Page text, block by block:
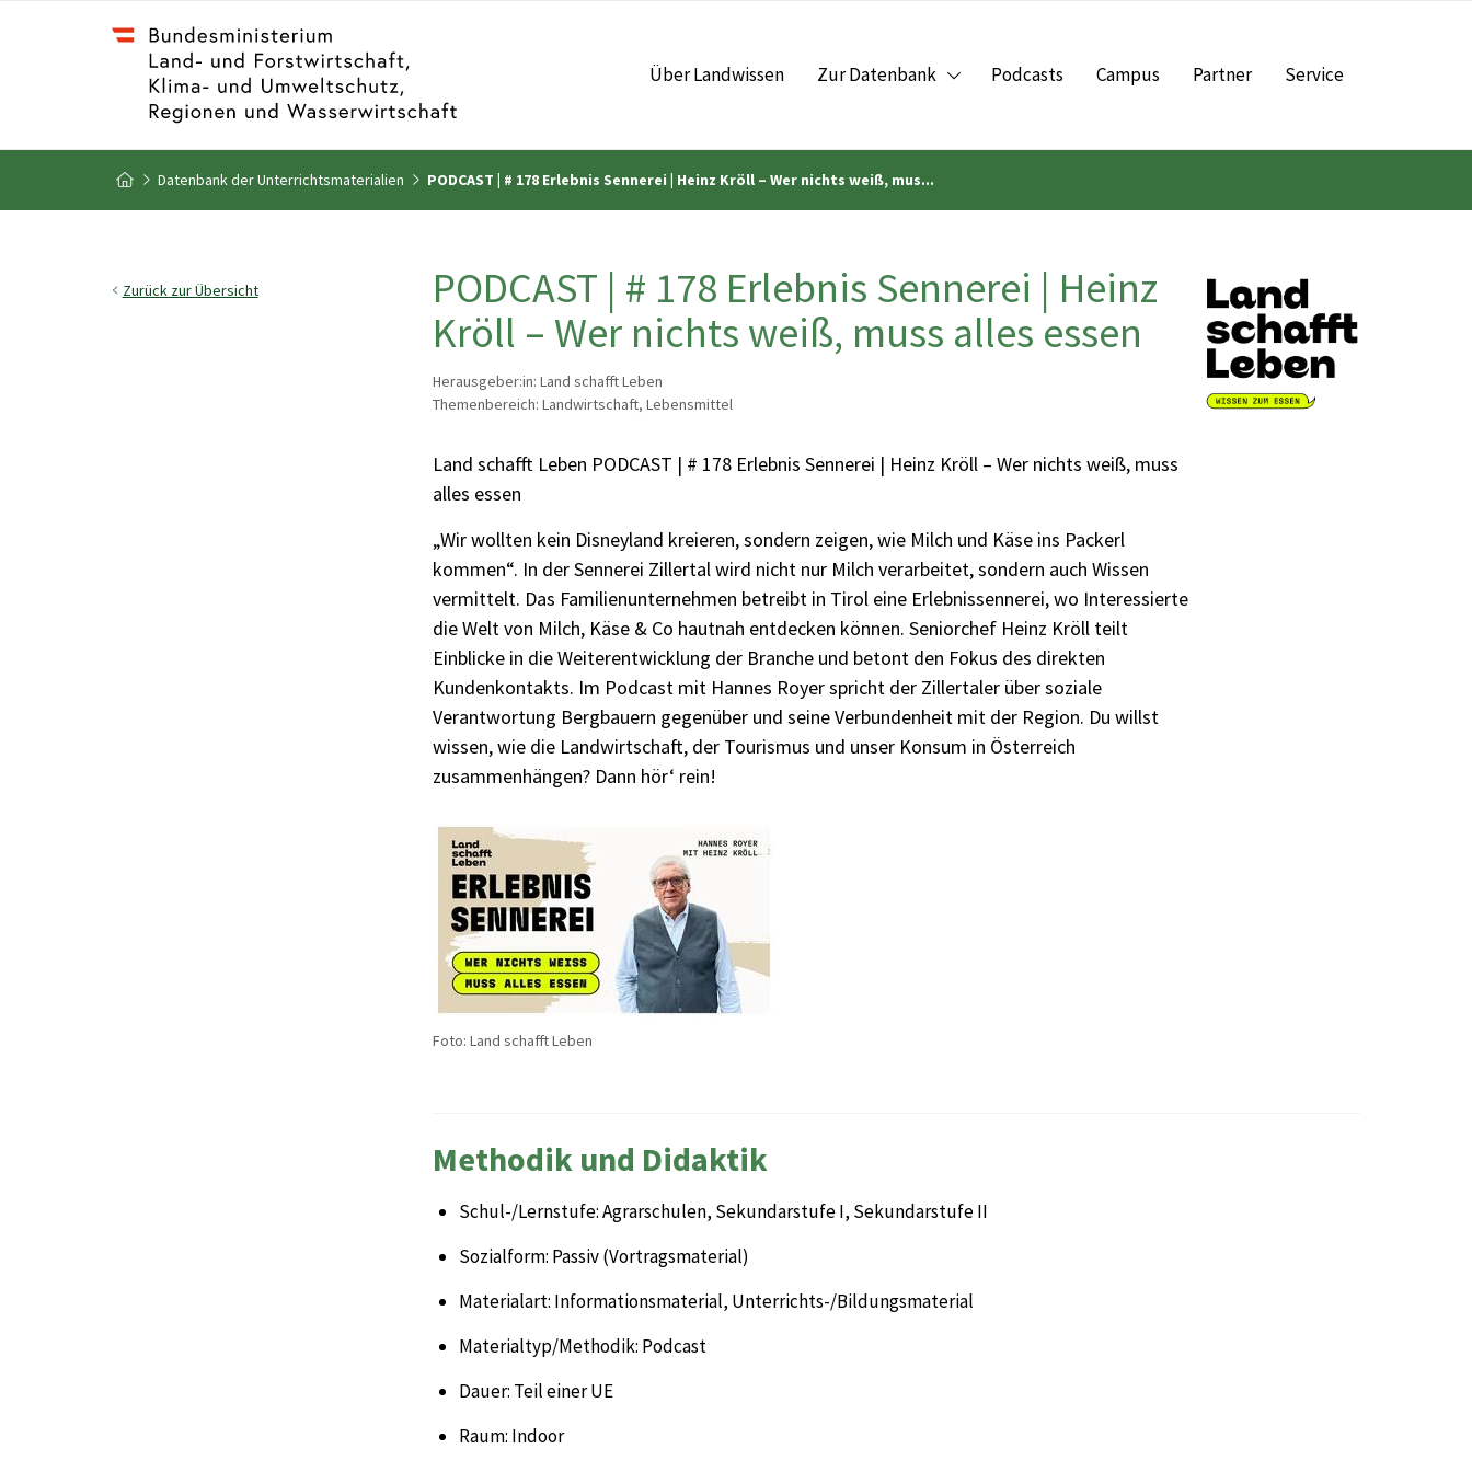
Zum Inhalt
Zum Inhaltsverzeichnis
Zur Startseite
Über Landwissen Zur Datenbank Podcasts Campus Partner Service
Datenbank der Unterrichtsmaterialien PODCAST | # 178 Erlebnis Sennerei | Heinz Kröll – Wer nichts weiß, mus...
Zurück zur Übersicht
PODCAST | # 178 Erlebnis Sennerei | Heinz
Kröll – Wer nichts weiß, muss alles essen
Herausgeber:in: Land schafft Leben
Themenbereich: Landwirtschaft, Lebensmittel
Land schafft Leben PODCAST | # 178 Erlebnis Sennerei | Heinz Kröll – Wer nichts weiß, muss
alles essen
„Wir wollten kein Disneyland kreieren, sondern zeigen, wie Milch und Käse ins Packerl
kommen“. In der Sennerei Zillertal wird nicht nur Milch verarbeitet, sondern auch Wissen
vermittelt. Das Familienunternehmen betreibt in Tirol eine Erlebnissennerei, wo Interessierte
die Welt von Milch, Käse & Co hautnah entdecken können. Seniorchef Heinz Kröll teilt
Einblicke in die Weiterentwicklung der Branche und betont den Fokus des direkten
Kundenkontakts. Im Podcast mit Hannes Royer spricht der Zillertaler über soziale
Verantwortung Bergbauern gegenüber und seine Verbundenheit mit der Region. Du willst
wissen, wie die Landwirtschaft, der Tourismus und unser Konsum in Österreich
zusammenhängen? Dann hör‘ rein!
Foto: Land schafft Leben
Methodik und Didaktik
Schul-/Lernstufe: Agrarschulen, Sekundarstufe I, Sekundarstufe II
Sozialform: Passiv (Vortragsmaterial)
Materialart: Informationsmaterial, Unterrichts-/Bildungsmaterial
Materialtyp/Methodik: Podcast
Dauer: Teil einer UE
Raum: Indoor